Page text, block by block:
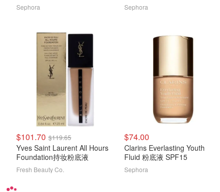
Sephora Sephora
$101.70 $119.65
Yves Saint Laurent All Hours
Foundation持妆粉底液
Fresh Beauty Co.
$74.00
Clarins Everlasting Youth
Fluid 粉底液 SPF15
Sephora